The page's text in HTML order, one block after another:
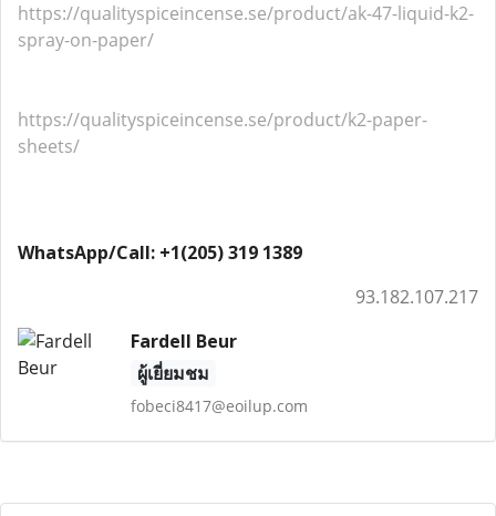
https://qualityspiceincense.se/product/ak-47-liquid-k2-
spray-on-paper/
https://qualityspiceincense.se/product/k2-paper-
sheets/
WhatsApp/Call: +1(205) 319 1389
93.182.107.217
Fardell Beur
ผู้เยี่ยมชม
fobeci8417@eoilup.com